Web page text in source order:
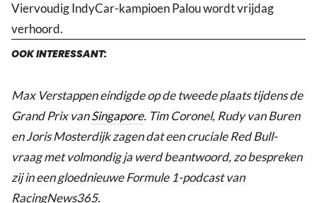
Viervoudig IndyCar-kampioen Palou wordt vrijdag
verhoord.
OOK INTERESSANT:
Max Verstappen eindigde op de tweede plaats tijdens de
Grand Prix vanSingapore. Tim Coronel, Rudy van Buren
en Joris Mosterdijk zagen dat een cruciale Red Bull-
vraag met volmondig ja werd beantwoord, zo bespreken
zij in een gloednieuwe Formule 1-podcast van
RacingNews365.